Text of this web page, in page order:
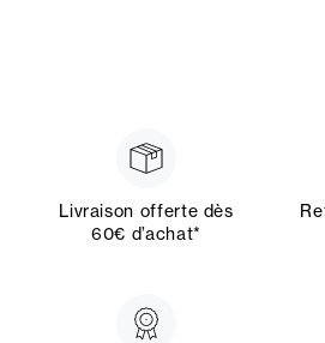
Livraison offerte dès
60€ d’achat*